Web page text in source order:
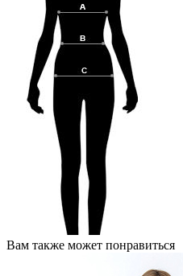
Вам также может понравиться